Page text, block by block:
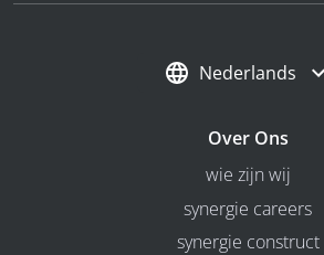
Nederlands
Over Ons
wie zijn wij
synergie careers
synergie construct